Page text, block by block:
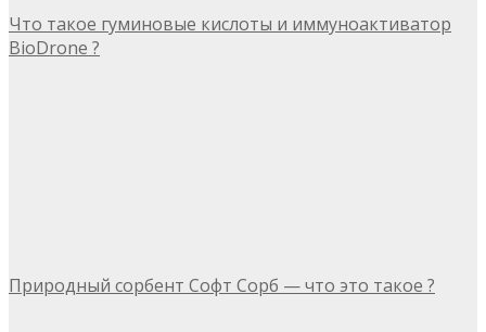
Что такое гуминовые кислоты и иммуноактиватор
BioDrone ?
Природный сорбент Софт Сорб — что это такое ?